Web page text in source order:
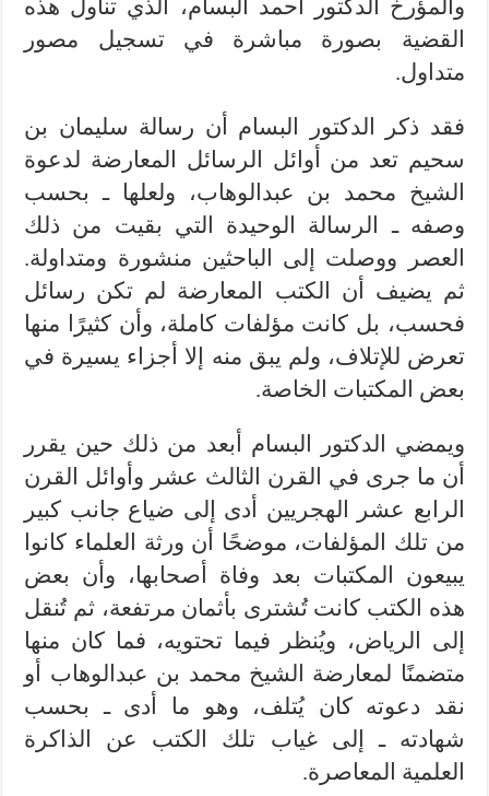
والمؤرخ الدكتور أحمد البسام، الذي تناول هذه
القضية بصورة مباشرة في تسجيل مصور
متداول.
فقد ذكر الدكتور البسام أن رسالة سليمان بن
سحيم تعد من أوائل الرسائل المعارضة لدعوة
الشيخ محمد بن عبدالوهاب، ولعلها ـ بحسب
وصفه ـ الرسالة الوحيدة التي بقيت من ذلك
العصر ووصلت إلى الباحثين منشورة ومتداولة.
ثم يضيف أن الكتب المعارضة لم تكن رسائل
فحسب، بل كانت مؤلفات كاملة، وأن كثيرًا منها
تعرض للإتلاف، ولم يبق منه إلا أجزاء يسيرة في
بعض المكتبات الخاصة.
ويمضي الدكتور البسام أبعد من ذلك حين يقرر
أن ما جرى في القرن الثالث عشر وأوائل القرن
الرابع عشر الهجريين أدى إلى ضياع جانب كبير
من تلك المؤلفات، موضحًا أن ورثة العلماء كانوا
يبيعون المكتبات بعد وفاة أصحابها، وأن بعض
هذه الكتب كانت تُشترى بأثمان مرتفعة، ثم تُنقل
إلى الرياض، ويُنظر فيما تحتويه، فما كان منها
متضمنًا لمعارضة الشيخ محمد بن عبدالوهاب أو
نقد دعوته كان يُتلف، وهو ما أدى ـ بحسب
شهادته ـ إلى غياب تلك الكتب عن الذاكرة
العلمية المعاصرة.